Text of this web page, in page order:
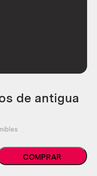
de antigua
COMPRAR